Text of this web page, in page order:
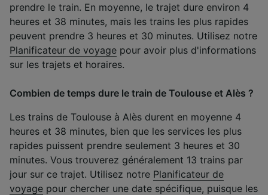
prendre le train. En moyenne, le trajet dure environ 4
heures et 38 minutes, mais les trains les plus rapides
peuvent prendre 3 heures et 30 minutes. Utilisez notre
Planificateur de voyage pour avoir plus d'informations
sur les trajets et horaires.
Combien de temps dure le train de Toulouse et Alès ?
Les trains de Toulouse à Alès durent en moyenne 4
heures et 38 minutes, bien que les services les plus
rapides puissent prendre seulement 3 heures et 30
minutes. Vous trouverez généralement 13 trains par
jour sur ce trajet. Utilisez notre Planificateur de
voyage pour chercher une date spécifique, puisque les